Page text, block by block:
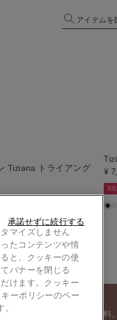
アイテムを
Tiziana トライアング
¥
3
3点ご購入ごとに1点無料
マイズしません
たコンテンツや情
と、クッキーの使
バナーを閉じる
けます。クッキー
ーポリシーのペー
承諾せずに続行する